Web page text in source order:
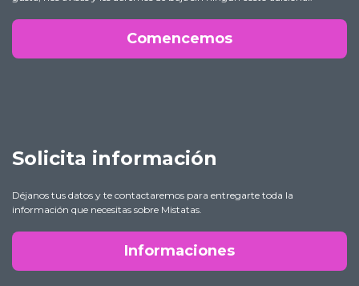
Comencemos
Solicita información
Déjanos tus datos y te contactaremos para entregarte toda la
información que necesitas sobre Mistatas.
Informaciones